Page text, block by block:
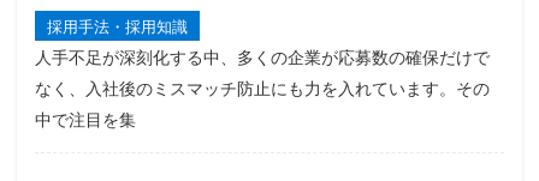
採用手法・採用知識
人手不足が深刻化する中、多くの企業が応募数の確保だけで
なく、入社後のミスマッチ防止にも力を入れています。その
中で注目を集